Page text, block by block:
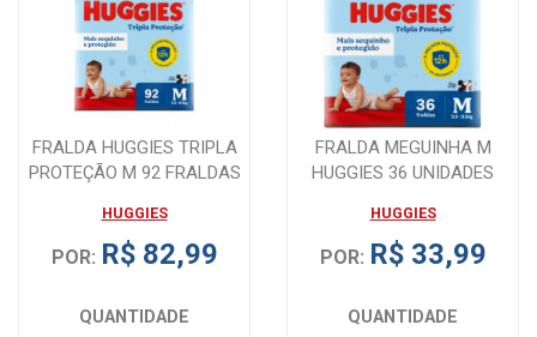
FRALDA HUGGIES TRIPLA
PROTEÇÃO M 92 FRALDAS
HUGGIES
POR: R$ 82,99
QUANTIDADE
FRALDA MEGUINHA M
HUGGIES 36 UNIDADES
HUGGIES
POR: R$ 33,99
QUANTIDADE